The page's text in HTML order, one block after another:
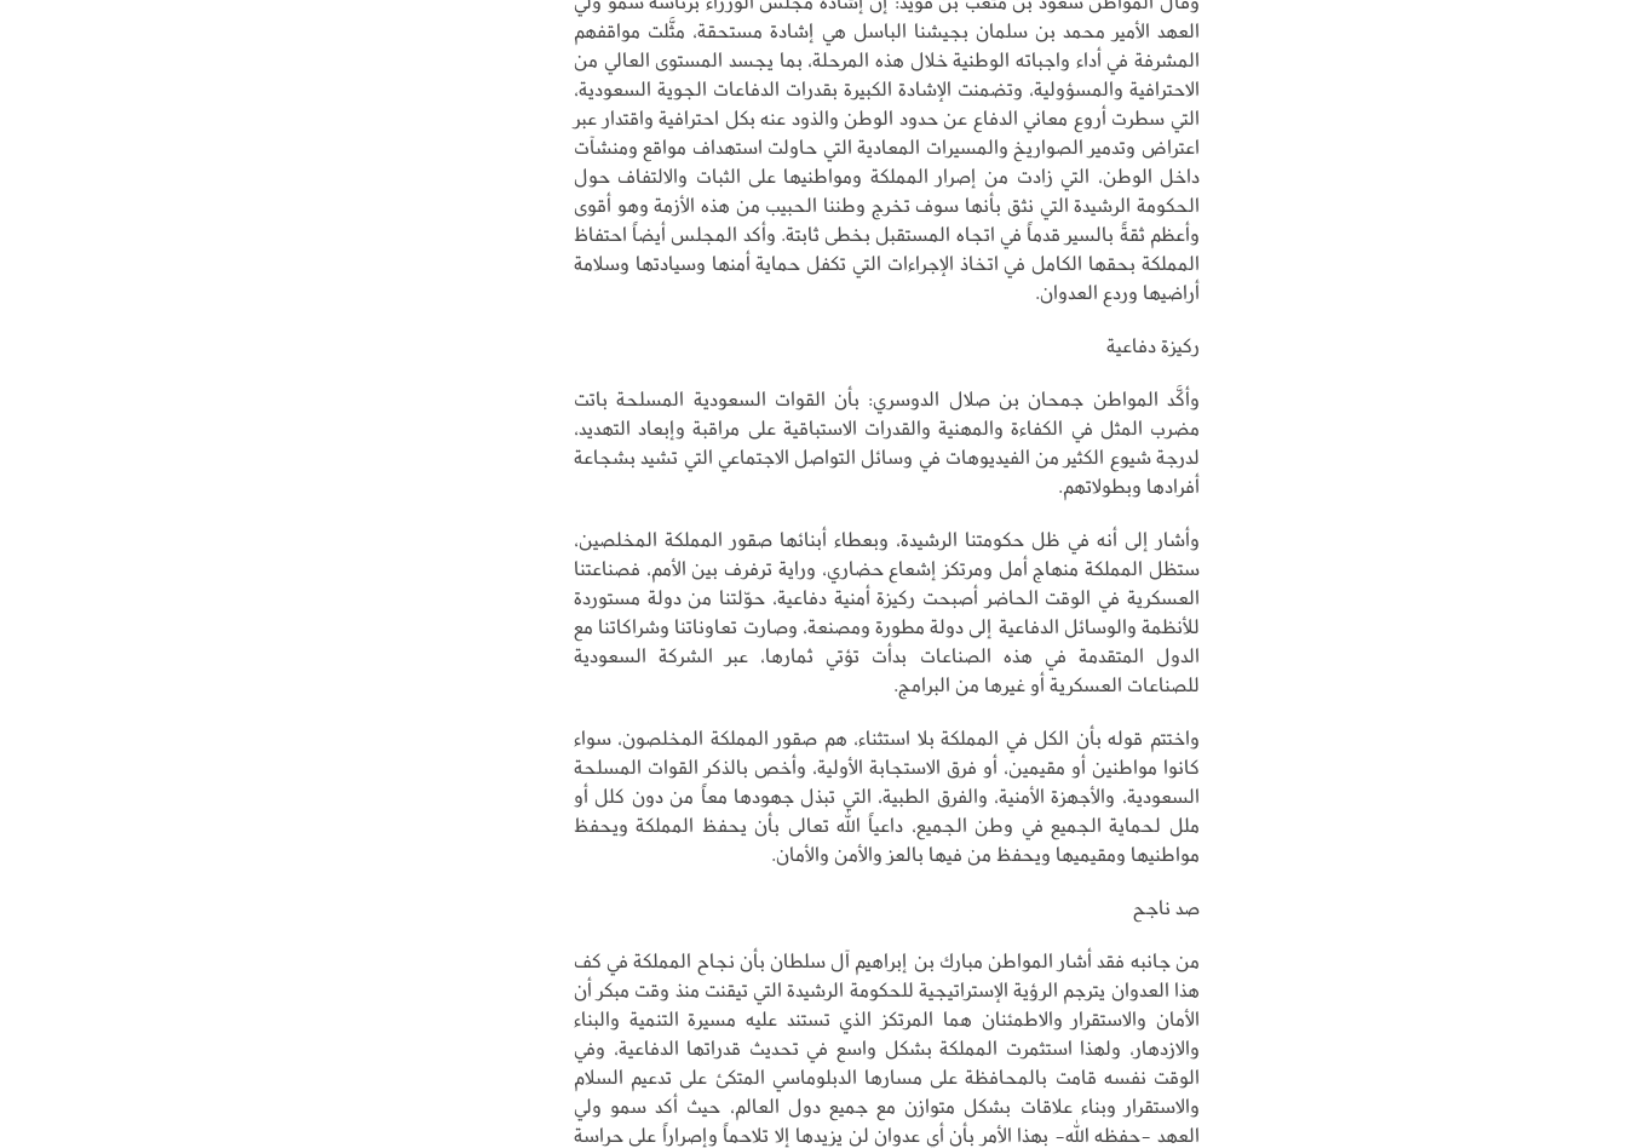
العهد الأمير محمد بن سلمان بجيشنا الباسل هي إشادة مستحقة، مثَّلت مواقفهم
المشرفة في أداء واجباته الوطنية خلال هذه المرحلة، بما يجسد المستوى العالي من
الاحترافية والمسؤولية، وتضمنت الإشادة الكبيرة بقدرات الدفاعات الجوية السعودية،
التي سطرت أروع معاني الدفاع عن حدود الوطن والذود عنه بكل احترافية واقتدار عبر
اعتراض وتدمير الصواريخ والمسيرات المعادية التي حاولت استهداف مواقع ومنشآت
داخل الوطن، التي زادت من إصرار المملكة ومواطنيها على الثبات والالتفاف حول
الحكومة الرشيدة التي نثق بأنها سوف تخرج وطننا الحبيب من هذه الأزمة وهو أقوى
وأعظم ثقةً بالسير قدماً في اتجاه المستقبل بخطى ثابتة. وأكد المجلس أيضاً احتفاظ
المملكة بحقها الكامل في اتخاذ الإجراءات التي تكفل حماية أمنها وسيادتها وسلامة
أراضيها وردع العدوان.
ركيزة دفاعية
وأكَّد المواطن جمحان بن صلال الدوسري: بأن القوات السعودية المسلحة باتت
مضرب المثل في الكفاءة والمهنية والقدرات الاستباقية على مراقبة وإبعاد التهديد،
لدرجة شيوع الكثير من الفيديوهات في وسائل التواصل الاجتماعي التي تشيد بشجاعة
أفرادها وبطولاتهم.
وأشار إلى أنه في ظل حكومتنا الرشيدة، وبعطاء أبنائها صقور المملكة المخلصين،
ستظل المملكة منهاج أمل ومرتكز إشعاع حضاري، وراية ترفرف بين الأمم، فصناعتنا
العسكرية في الوقت الحاضر أصبحت ركيزة أمنية دفاعية، حوّلتنا من دولة مستوردة
للأنظمة والوسائل الدفاعية إلى دولة مطورة ومصنعة، وصارت تعاوناتنا وشراكاتنا مع
الدول المتقدمة في هذه الصناعات بدأت تؤتي ثمارها، عبر الشركة السعودية
للصناعات العسكرية أو غيرها من البرامج.
واختتم قوله بأن الكل في المملكة بلا استثناء، هم صقور المملكة المخلصون، سواء
كانوا مواطنين أو مقيمين، أو فرق الاستجابة الأولية، وأخص بالذكر القوات المسلحة
السعودية، والأجهزة الأمنية، والفرق الطبية، التي تبذل جهودها معاً من دون كلل أو
ملل لحماية الجميع في وطن الجميع، داعياً الله تعالى بأن يحفظ المملكة ويحفظ
مواطنيها ومقيميها ويحفظ من فيها بالعز والأمن والأمان.
صد ناجح
من جانبه فقد أشار المواطن مبارك بن إبراهيم آل سلطان بأن نجاح المملكة في كف
هذا العدوان يترجم الرؤية الإستراتيجية للحكومة الرشيدة التي تيقنت منذ وقت مبكر أن
الأمان والاستقرار والاطمئنان هما المرتكز الذي تستند عليه مسيرة التنمية والبناء
والازدهار، ولهذا استثمرت المملكة بشكل واسع في تحديث قدراتها الدفاعية، وفي
الوقت نفسه قامت بالمحافظة على مسارها الدبلوماسي المتكئ على تدعيم السلام
والاستقرار وبناء علاقات بشكل متوازن مع جميع دول العالم، حيث أكد سمو ولي
العهد -حفظه الله- بهذا الأمر بأن أي عدوان لن يزيدها إلا تلاحماً وإصراراً على حراسة